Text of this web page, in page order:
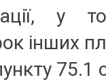
у
інших
75.1